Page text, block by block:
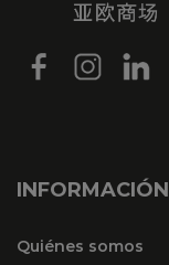
INFORMACIÓN
Quiénes somos